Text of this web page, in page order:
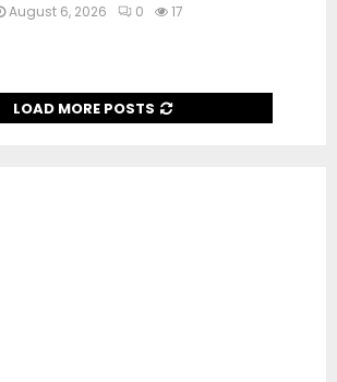
August 6, 2026 0 17
LOAD MORE POSTS